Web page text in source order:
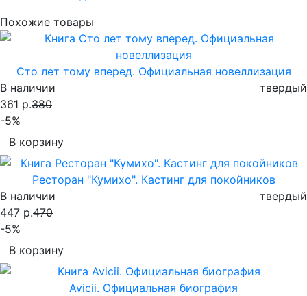
Похожие товары
Сто лет тому вперед. Официальная новеллизация
В наличии
твердый
361 р.380
-5%
В корзину
Ресторан "Кумихо". Кастинг для покойников
В наличии
твердый
447 р.470
-5%
В корзину
Avicii. Официальная биография